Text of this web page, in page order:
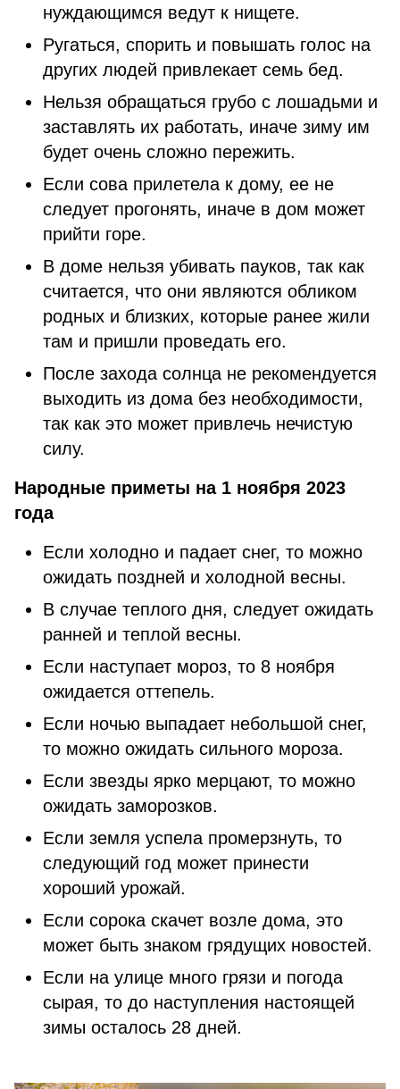
нуждающимся ведут к нищете.
Ругаться, спорить и повышать голос на
других людей привлекает семь бед.
Нельзя обращаться грубо с лошадьми и
заставлять их работать, иначе зиму им
будет очень сложно пережить.
Если сова прилетела к дому, ее не
следует прогонять, иначе в дом может
прийти горе.
В доме нельзя убивать пауков, так как
считается, что они являются обликом
родных и близких, которые ранее жили
там и пришли проведать его.
После захода солнца не рекомендуется
выходить из дома без необходимости,
так как это может привлечь нечистую
силу.
Народные приметы на 1 ноября 2023
года
Если холодно и падает снег, то можно
ожидать поздней и холодной весны.
В случае теплого дня, следует ожидать
ранней и теплой весны.
Если наступает мороз, то 8 ноября
ожидается оттепель.
Если ночью выпадает небольшой снег,
то можно ожидать сильного мороза.
Если звезды ярко мерцают, то можно
ожидать заморозков.
Если земля успела промерзнуть, то
следующий год может принести
хороший урожай.
Если сорока скачет возле дома, это
может быть знаком грядущих новостей.
Если на улице много грязи и погода
сырая, то до наступления настоящей
зимы осталось 28 дней.